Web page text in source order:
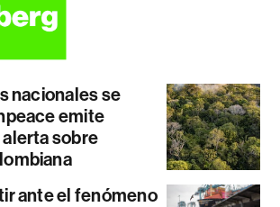
nacionales se
emite
sobre
ante el fenómeno